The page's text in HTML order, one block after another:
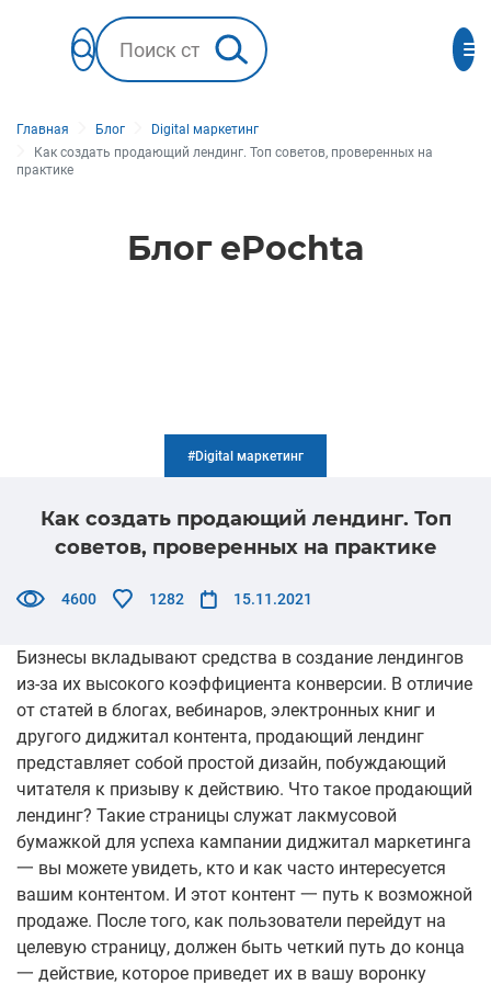
Главная Блог
Digital маркетинг
Как создать продающий лендинг. Топ советов, проверенных на
практике
Блог ePochta
4600 1282 15.11.2021
#Digital маркетинг
Как создать продающий лендинг. Топ
советов, проверенных на практике
Бизнесы вкладывают средства в создание лендингов
из-за их высокого коэффициента конверсии. В отличие
от статей в блогах, вебинаров, электронных книг и
другого диджитал контента, продающий лендинг
представляет собой простой дизайн, побуждающий
читателя к призыву к действию. Что такое продающий
лендинг? Такие страницы служат лакмусовой
бумажкой для успеха кампании диджитал маркетинга
一 вы можете увидеть, кто и как часто интересуется
вашим контентом. И этот контент 一 путь к возможной
продаже. После того, как пользователи перейдут на
целевую страницу, должен быть четкий путь до конца
一 действие, которое приведет их в вашу воронку